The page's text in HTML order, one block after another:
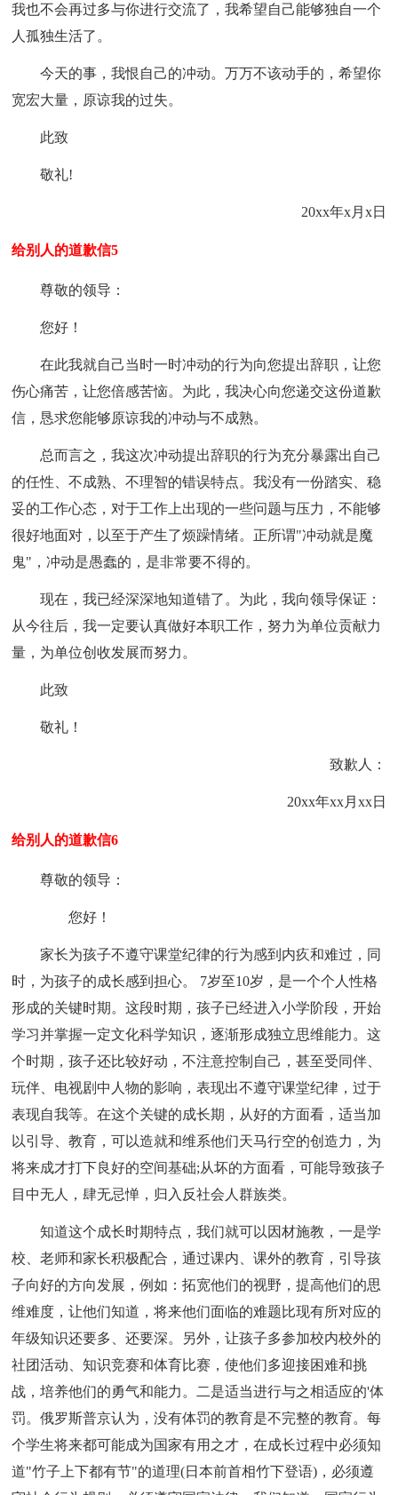
我也不会再过多与你进行交流了，我希望自己能够独自一个
人孤独生活了。
今天的事，我恨自己的冲动。万万不该动手的，希望你
宽宏大量，原谅我的过失。
此致
敬礼!
20xx年x月x日
给别人的道歉信5
尊敬的领导：
您好！
在此我就自己当时一时冲动的行为向您提出辞职，让您
伤心痛苦，让您倍感苦恼。为此，我决心向您递交这份道歉
信，恳求您能够原谅我的冲动与不成熟。
总而言之，我这次冲动提出辞职的行为充分暴露出自己
的任性、不成熟、不理智的错误特点。我没有一份踏实、稳
妥的工作心态，对于工作上出现的一些问题与压力，不能够
很好地面对，以至于产生了烦躁情绪。正所谓"冲动就是魔
鬼"，冲动是愚蠢的，是非常要不得的。
现在，我已经深深地知道错了。为此，我向领导保证：
从今往后，我一定要认真做好本职工作，努力为单位贡献力
量，为单位创收发展而努力。
此致
敬礼！
致歉人：
20xx年xx月xx日
给别人的道歉信6
尊敬的领导：
您好！
家长为孩子不遵守课堂纪律的行为感到内疚和难过，同
时，为孩子的成长感到担心。 7岁至10岁，是一个个人性格
形成的关键时期。这段时期，孩子已经进入小学阶段，开始
学习并掌握一定文化科学知识，逐渐形成独立思维能力。这
个时期，孩子还比较好动，不注意控制自己，甚至受同伴、
玩伴、电视剧中人物的影响，表现出不遵守课堂纪律，过于
表现自我等。在这个关键的成长期，从好的方面看，适当加
以引导、教育，可以造就和维系他们天马行空的创造力，为
将来成才打下良好的空间基础;从坏的方面看，可能导致孩子
目中无人，肆无忌惮，归入反社会人群族类。
知道这个成长时期特点，我们就可以因材施教，一是学
校、老师和家长积极配合，通过课内、课外的教育，引导孩
子向好的方向发展，例如：拓宽他们的视野，提高他们的思
维难度，让他们知道，将来他们面临的难题比现有所对应的
年级知识还要多、还要深。另外，让孩子多参加校内校外的
社团活动、知识竞赛和体育比赛，使他们多迎接困难和挑
战，培养他们的勇气和能力。二是适当进行与之相适应的'体
罚。俄罗斯普京认为，没有体罚的教育是不完整的教育。每
个学生将来都可能成为国家有用之才，在成长过程中必须知
道"竹子上下都有节"的道理(日本前首相竹下登语)，必须遵